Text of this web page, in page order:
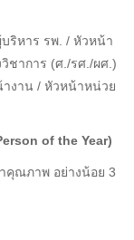
ริหาร รพ. / หัวหน้า
ชาการ (ศ./รศ./ผศ.)
งาน / หัวหน้าหน่วย
of the Year)
คุณภาพ อย่างน้อย 3